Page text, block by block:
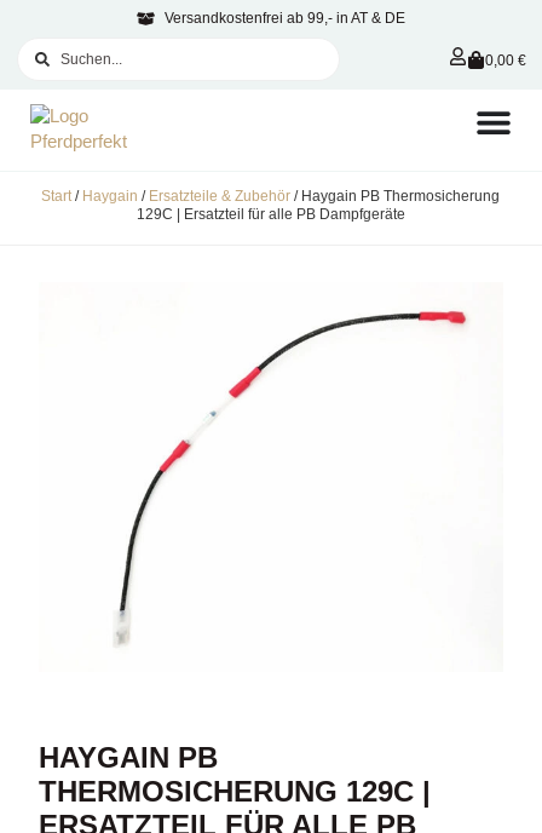
Versandkostenfrei ab 99,- in AT & DE
0,00 €
Start/ Haygain / Ersatzteile & Zubehör / Haygain PB Thermosicherung
129C | Ersatzteil für alle PB Dampfgeräte
HAYGAIN PB
THERMOSICHERUNG 129C |
ERSATZTEIL FÜR ALLE PB